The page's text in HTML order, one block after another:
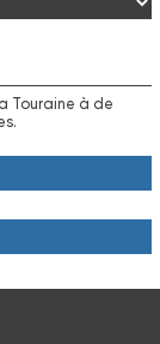
Touraine à de